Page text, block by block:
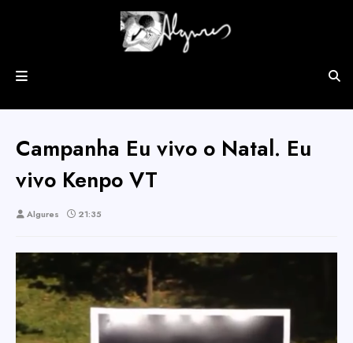
Campanha Eu vivo o Natal. Eu
vivo Kenpo VT
Algures 21:35